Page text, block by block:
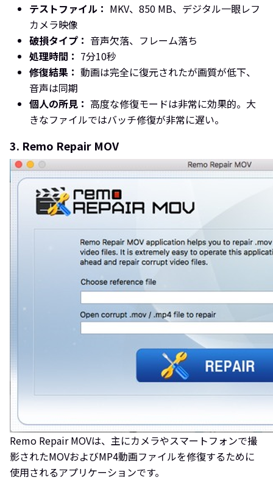
テストファイル： MKV、850 MB、デジタル一眼レフ
カメラ映像
破損タイプ： 音声欠落、フレーム落ち
処理時間： 7分10秒
修復結果： 動画は完全に復元されたが画質が低下、
音声は同期
個人の所見： 高度な修復モードは非常に効果的。大
きなファイルではバッチ修復が非常に遅い。
3. Remo Repair MOV
Remo Repair MOVは、主にカメラやスマートフォンで撮
影されたMOVおよびMP4動画ファイルを修復するために
使用されるアプリケーションです。